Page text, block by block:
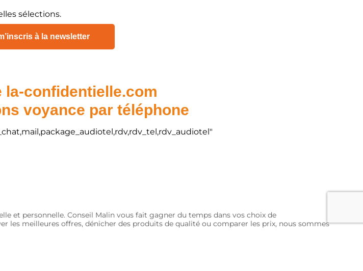
sélections.
la-confidentielle.com
voyance par téléphone
et personnelle. Conseil Malin vous fait gagner du temps dans vos choix de
meilleures offres, dénicher des produits de qualité ou comparer les prix, nous sommes